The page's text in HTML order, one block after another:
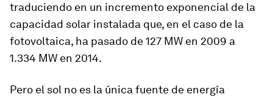
traduciendo en un incremento exponencial de la
capacidad solar instalada que, en el caso de la
fotovoltaica, ha pasado de 127 MW en 2009 a
1.334 MW en 2014.
Pero el sol no es la única fuente de energía